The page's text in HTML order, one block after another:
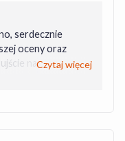
serdecznie
oceny oraz
na miejsce
Czytaj więcej